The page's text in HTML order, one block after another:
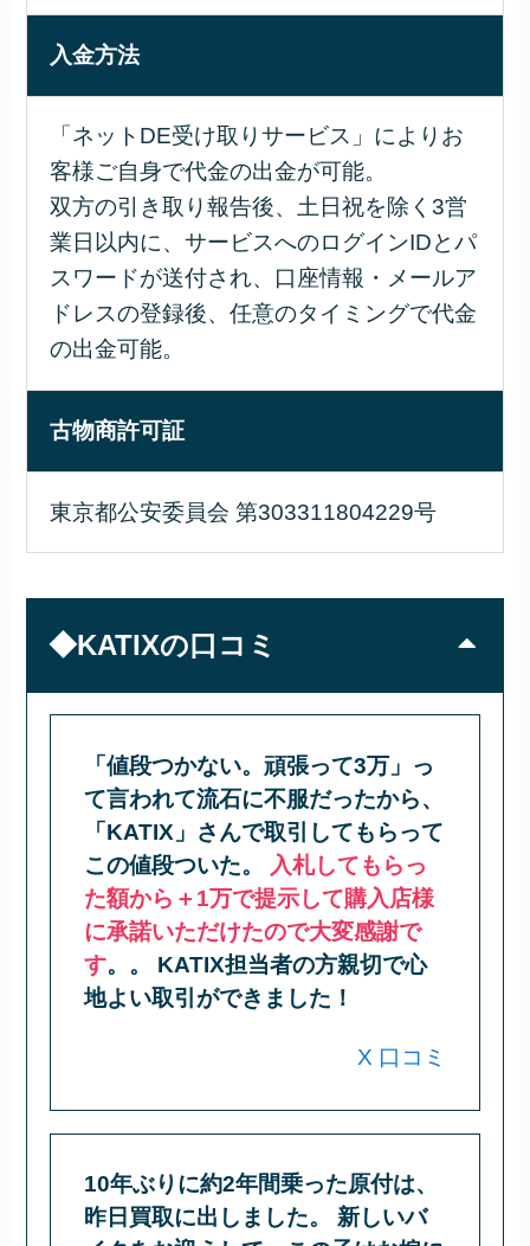
入金方法
「ネットDE受け取りサービス」によりお
客様ご自身で代金の出金が可能。
双方の引き取り報告後、土日祝を除く3営
業日以内に、サービスへのログインIDとパ
スワードが送付され、口座情報・メールア
ドレスの登録後、任意のタイミングで代金
の出金可能。
古物商許可証
東京都公安委員会 第303311804229号
◆KATIXの口コミ
「値段つかない。頑張って3万」っ
て言われて流石に不服だったから、
「KATIX」さんで取引してもらって
この値段ついた。
入札してもらっ
た額から＋1万で提示して購入店様
に承諾いただけたので大変感謝で
す。。 KATIX担当者の方親切で心
地よい取引ができました！
X 口コミ
10年ぶりに約2年間乗った原付は、
昨日買取に出しました。 新しいバ